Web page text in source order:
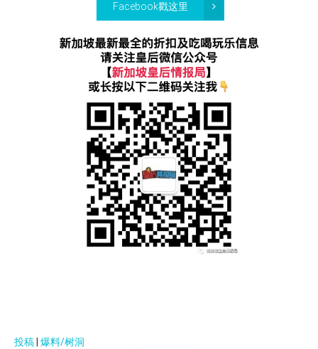
Facebook戳这里
投稿 爆料/树洞